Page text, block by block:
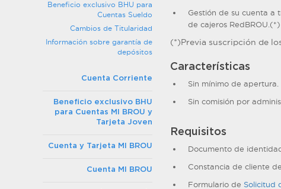
Beneficio exclusivo BHU para
Cuentas Sueldo
Cambios de Titularidad
Información sobre garantía de
depósitos
Cuenta Corriente
Beneficio exclusivo BHU
para Cuentas MI BROU y
Tarjeta Joven
Cuenta y Tarjeta MI BROU
Cuenta MI BROU
Gestión de su cuenta a
de cajeros RedBROU.(*)
(*)Previa suscripción de
Características
Sin mínimo de apertura.
Sin comisión por
Requisitos
Documento de
Constancia de cliente
Formulario de Solicitud